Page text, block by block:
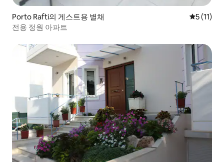
Porto Rafti의 게스트용 별채 평점 5점
5 (11)
전용 정원 아파트